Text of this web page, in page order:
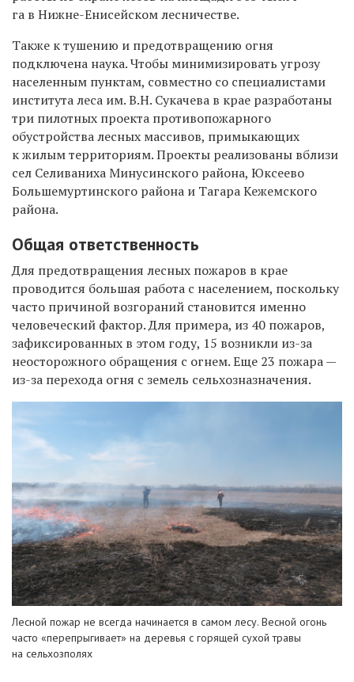
га в Нижне-Енисейском лесничестве.
Также к тушению и предотвращению огня
подключена наука. Чтобы минимизировать угрозу
населенным пунктам, совместно со специалистами
института леса им. В.Н. Сукачева в крае разработаны
три пилотных проекта противопожарного
обустройства лесных массивов, примыкающих
к жилым территориям. Проекты реализованы вблизи
сел Селиваниха Минусинского района, Юксеево
Большемуртинского района и Тагара Кежемского
района.
Общая ответственность
Для предотвращения лесных пожаров в крае
проводится большая работа с населением, поскольку
часто причиной возгораний становится именно
человеческий фактор. Для примера, из 40 пожаров,
зафиксированных в этом году, 15 возникли из-за
неосторожного обращения с огнем. Еще 23 пожара —
из-за перехода огня с земель сельхозназначения.
Лесной пожар не всегда начинается в самом лесу. Весной огонь
часто «перепрыгивает» на деревья с горящей сухой травы
на сельхозполях